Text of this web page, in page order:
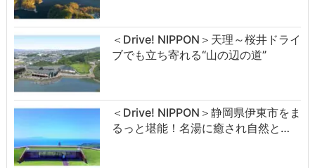
＜Drive! NIPPON＞天理～桜井ドライ
ブでも立ち寄れる“山の辺の道”
＜Drive! NIPPON＞静岡県伊東市をま
るっと堪能！名湯に癒され自然と…